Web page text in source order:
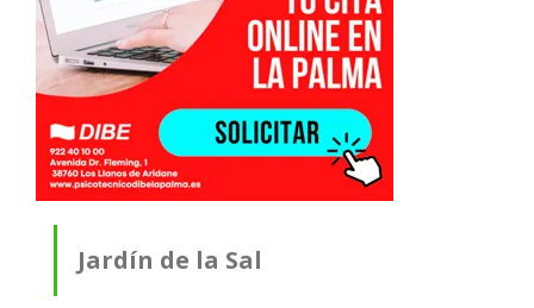
Jardín de la Sal